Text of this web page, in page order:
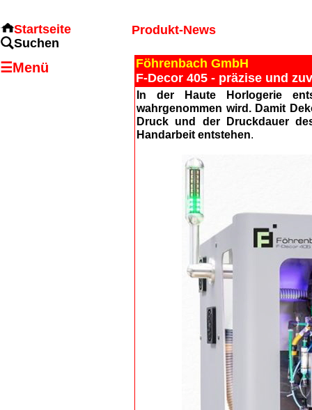
Produkt-News
Föhrenbach GmbH
F-Decor 405 - präzise und
In der Haute Horlogerie
wahrgenommen wird. Damit
Druck und der Druckdauer
Handarbeit entstehen.
Startseite
Suchen
☰Menü